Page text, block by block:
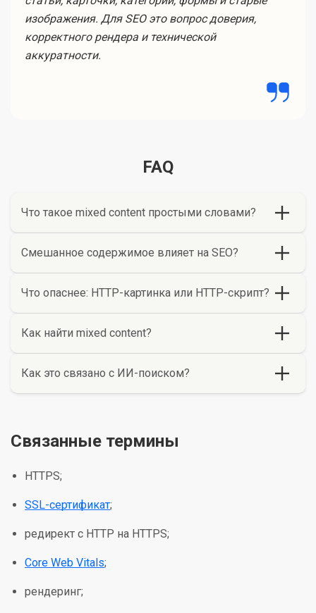
изображения. Для SEO это вопрос доверия,
корректного рендера и технической
аккуратности.
FAQ
Что такое mixed content простыми словами?
Смешанное содержимое влияет на SEO?
Что опаснее: HTTP-картинка или HTTP-скрипт?
Как найти mixed content?
Как это связано с ИИ-поиском?
Связанные термины
HTTPS;
SSL-сертификат;
редирект с HTTP на HTTPS;
Core Web Vitals;
рендеринг;